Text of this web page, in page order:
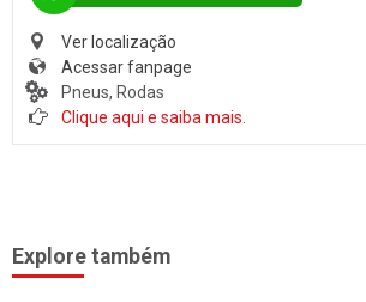
Ver localização
Acessar fanpage
Pneus, Rodas
Clique aqui e saiba mais.
Explore também